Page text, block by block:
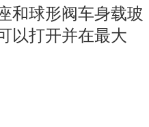
和球形阀车身载玻
以打开并在最大